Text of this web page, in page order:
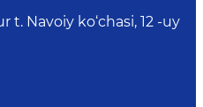
t. Navoiy ko‘chasi, 12 -uy